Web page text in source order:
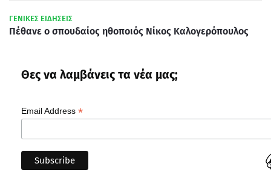
ΓΕΝΙΚΕΣ ΕΙΔΗΣΕΙΣ
Πέθανε ο σπουδαίος ηθοποιός Νίκος Καλογερόπουλος
Θες να λαμβάνεις τα νέα μας;
Email Address *